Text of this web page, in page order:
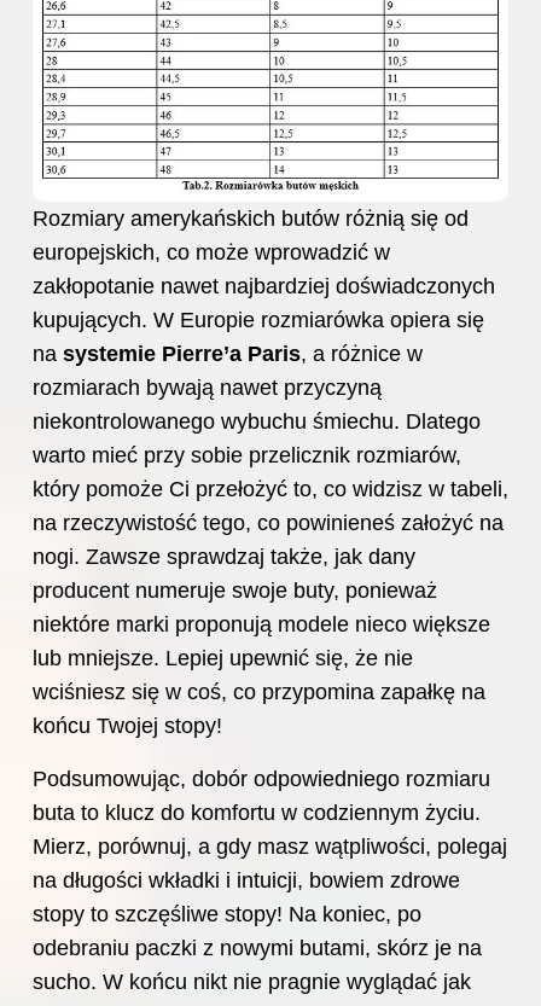
Rozmiary amerykańskich butów różnią się od
europejskich, co może wprowadzić w
zakłopotanie nawet najbardziej doświadczonych
kupujących. W Europie rozmiarówka opiera się
na systemie Pierre’a Paris, a różnice w
rozmiarach bywają nawet przyczyną
niekontrolowanego wybuchu śmiechu. Dlatego
warto mieć przy sobie przelicznik rozmiarów,
który pomoże Ci przełożyć to, co widzisz w tabeli,
na rzeczywistość tego, co powinieneś założyć na
nogi. Zawsze sprawdzaj także, jak dany
producent numeruje swoje buty, ponieważ
niektóre marki proponują modele nieco większe
lub mniejsze. Lepiej upewnić się, że nie
wciśniesz się w coś, co przypomina zapałkę na
końcu Twojej stopy!
Podsumowując, dobór odpowiedniego rozmiaru
buta to klucz do komfortu w codziennym życiu.
Mierz, porównuj, a gdy masz wątpliwości, polegaj
na długości wkładki i intuicji, bowiem zdrowe
stopy to szczęśliwe stopy! Na koniec, po
odebraniu paczki z nowymi butami, skórz je na
sucho. W końcu nikt nie pragnie wyglądać jak